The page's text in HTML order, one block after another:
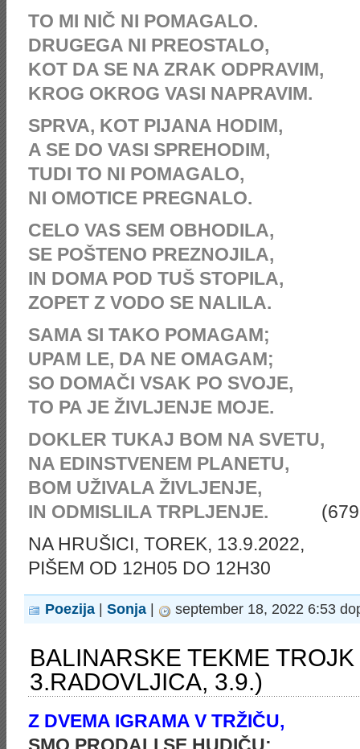
TO MI NIČ NI POMAGALO.
DRUGEGA NI PREOSTALO,
KOT DA SE NA ZRAK ODPRAVIM,
KROG OKROG VASI NAPRAVIM.
SPRVA, KOT PIJANA HODIM,
A SE DO VASI SPREHODIM,
TUDI TO NI POMAGALO,
NI OMOTICE PREGNALO.
CELO VAS SEM OBHODILA,
SE POŠTENO PREZNOJILA,
IN DOMA POD TUŠ STOPILA,
ZOPET Z VODO SE NALILA.
SAMA SI TAKO POMAGAM;
UPAM LE, DA NE OMAGAM;
SO DOMAČI VSAK PO SVOJE,
TO PA JE ŽIVLJENJE MOJE.
DOKLER TUKAJ BOM NA SVETU,
NA EDINSTVENEM PLANETU,
BOM UŽIVALA ŽIVLJENJE,
IN ODMISLILA TRPLJENJE.
NA HRUŠICI, TOREK, 13.9.2022,
PIŠEM OD 12H05 DO 12H30
Poezija Sonja september 18, 2022 6:53
BALINARSKE TEKME
3.RADOVLJICA, 3.9.)
Z DVEMA IGRAMA V TRŽIČU,